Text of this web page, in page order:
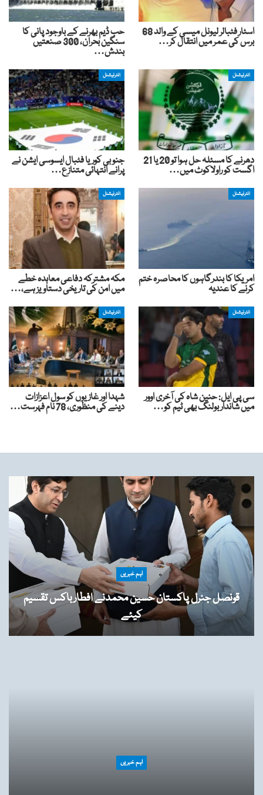
اسٹار فٹبالر لیونل میسی کے والد 68
برس کی عمر میں انتقال کر…
حب ڈیم بھرنے کے باوجود پانی کا
سنگین بحران، 300 صنعتیں
بندش…
انٹرنیشنل
دھرنے کا مسئلہ حل ہوا تو 20 یا 21
اگست کو راولاکوٹ میں…
انٹرنیشنل
جنوبی کوریا فٹبال ایسوسی ایشن نے
پرانے انتہائی متنازع…
انٹرنیشنل
امریکا کا بندرگاہوں کا محاصرہ ختم
کرنے کا عندیہ
انٹرنیشنل
مکہ مشترکہ دفاعی معاہدہ خطے
میں امن کی تاریخی دستاویز ہے،…
انٹرنیشنل
سی پی ایل: حنین شاہ کی آخری اوور
میں شاندار بولنگ بھی ٹیم کو…
انٹرنیشنل
شہدا اور غازیوں کو سول اعزازات
دینے کی منظوری، 78 نام فہرست…
اہم خبریں
قونصل جنرل پاکستان حسین محمدنے افطارباکس تقسیم
کیئے
اہم خبریں